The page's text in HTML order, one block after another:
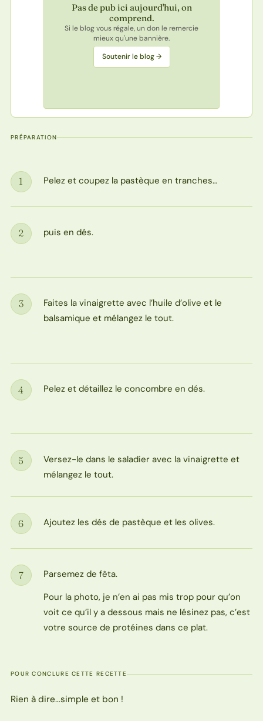
Pas de pub ici aujourd'hui, on
comprend.
Si le blog vous régale, un don le remercie
mieux qu'une bannière.
Soutenir le blog →
PRÉPARATION
Étape
1 Pelez et coupez la pastèque en tranches…
Étape
2 puis en dés.
Étape
3
Faites la vinaigrette avec l’huile d’olive et le
balsamique et mélangez le tout.
Étape
4 Pelez et détaillez le concombre en dés.
Étape
5
Versez-le dans le saladier avec la vinaigrette et
mélangez le tout.
Étape
6 Ajoutez les dés de pastèque et les olives.
Étape
7
Parsemez de fêta.
Pour la photo, je n’en ai pas mis trop pour qu’on
voit ce qu’il y a dessous mais ne lésinez pas, c’est
votre source de protéines dans ce plat.
POUR CONCLURE CETTE RECETTE
Rien à dire…simple et bon !